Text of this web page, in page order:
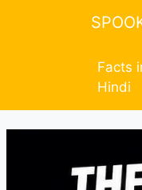
Facts
Hindi